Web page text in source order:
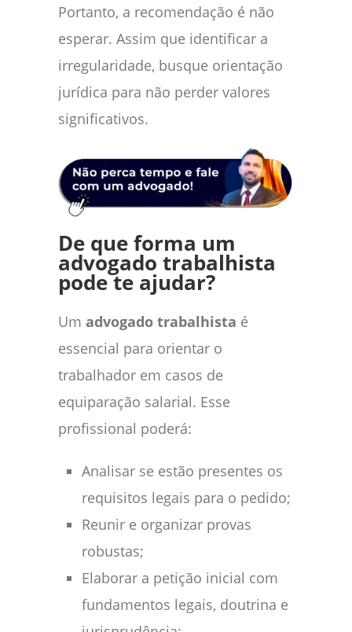
Portanto, a recomendação é não
esperar. Assim que identificar a
irregularidade, busque orientação
jurídica para não perder valores
significativos.
De que forma um
advogado trabalhista
pode te ajudar?
Um advogado trabalhista é
essencial para orientar o
trabalhador em casos de
equiparação salarial. Esse
profissional poderá:
Analisar se estão presentes os
requisitos legais para o pedido;
Reunir e organizar provas
robustas;
Elaborar a petição inicial com
fundamentos legais, doutrina e